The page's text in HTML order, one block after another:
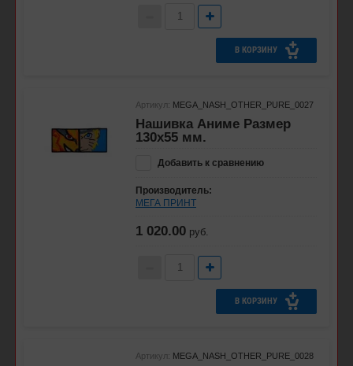
В КОРЗИНУ
Артикул: MEGA_NASH_OTHER_PURE_0027
Нашивка Аниме Размер
130х55 мм.
Добавить к сравнению
Производитель:
МЕГА ПРИНТ
1 020.00 руб.
В КОРЗИНУ
Артикул: MEGA_NASH_OTHER_PURE_0028